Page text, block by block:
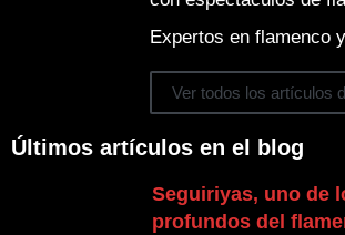
Expertos en flamenco
Ver todos los artículos
Últimos artículos en el blog
Seguiriyas, uno de
profundos del